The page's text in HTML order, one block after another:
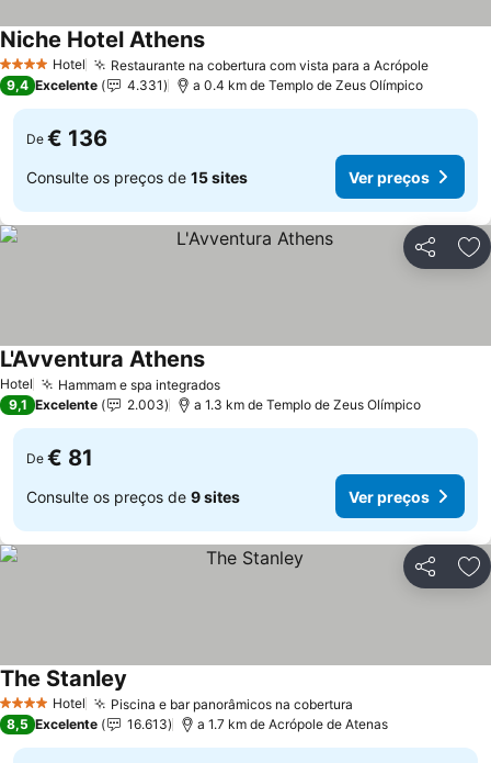
4 EstrelasHotel Restaurante na cobertura com vista para a Acrópole
Niche Hotel Athens
9,4 Excelente 4.331 a 0.4 km de Templo de Zeus Olímpico
De € 136
Consulte os preços de 15 sites Ver preços
Partilhar
Hotel Hammam e spa integrados
L'Avventura Athens
9,1 Excelente 2.003 a 1.3 km de Templo de Zeus Olímpico
De € 81
Consulte os preços de 9 sites Ver preços
Partilhar
4 EstrelasHotel Piscina e bar panorâmicos na cobertura
The Stanley
8,5 Excelente 16.613 a 1.7 km de Acrópole de Atenas